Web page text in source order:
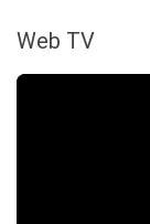
Web TV